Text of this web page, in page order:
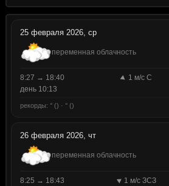
25 февраля 2026, ср
переменная облачность
8:27 → 18:40
1 м/с С
день 10:13
рекорды: ° () · ° ()
26 февраля 2026, чт
переменная облачность
8:25 → 18:43
1 м/с ЗСЗ